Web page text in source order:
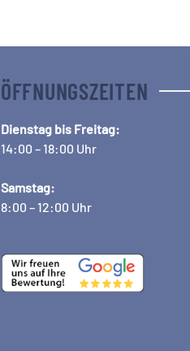
ÖFFNUNGSZEITEN
Dienstag bis Freitag:
14:00 – 18:00 Uhr
Samstag:
8:00 – 12:00 Uhr